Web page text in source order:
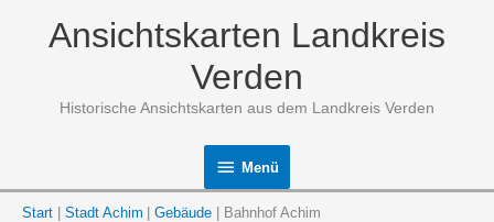
Ansichtskarten Landkreis
Verden
Historische Ansichtskarten aus dem Landkreis Verden
Menü
Menü
Start Stadt Achim Gebäude Bahnhof Achim